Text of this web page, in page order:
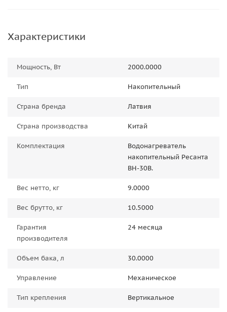
Характеристики
Мощность, Вт 2000.0000
Тип Накопительный
Страна бренда Латвия
Страна производства Китай
Комплектация
Водонагреватель
накопительный Ресанта
ВН-30В.
Вес нетто, кг 9.0000
Вес брутто, кг 10.5000
Гарантия
производителя
24 месяца
Объем бака, л 30.0000
Управление Механическое
Тип крепления Вертикальное